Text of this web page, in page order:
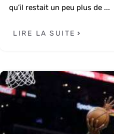
qu’il restait un peu plus de ...
LIRE LA SUITE